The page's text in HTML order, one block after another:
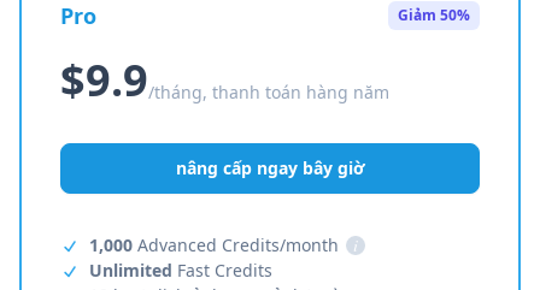
Pro Giảm 50%
$9.9/tháng, thanh toán hàng năm
nâng cấp ngay bây giờ
1,000 Advanced Credits/month
i
Unlimited Fast Credits